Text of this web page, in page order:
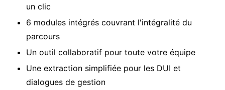
un clic
6 modules intégrés couvrant l'intégralité du
parcours
Un outil collaboratif pour toute votre équipe
Une extraction simplifiée pour les DUI et
dialogues de gestion